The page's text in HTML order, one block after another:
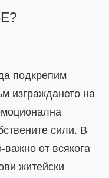
подкрепим
изграждането на
сили. В
от всякога
житейски